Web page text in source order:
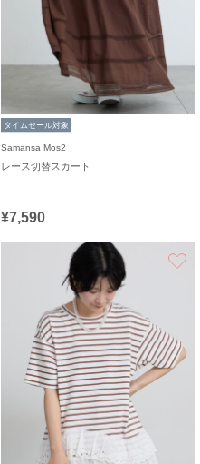
タイムセール対象
Samansa Mos2
レース切替スカート
¥7,590